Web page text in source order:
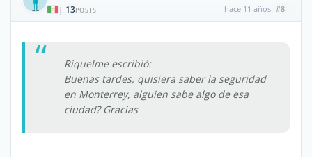
| 13POSTS hace 11 años #8
Riquelme escribió:
Buenas tardes, quisiera saber la seguridad
en Monterrey, alguien sabe algo de esa
ciudad? Gracias